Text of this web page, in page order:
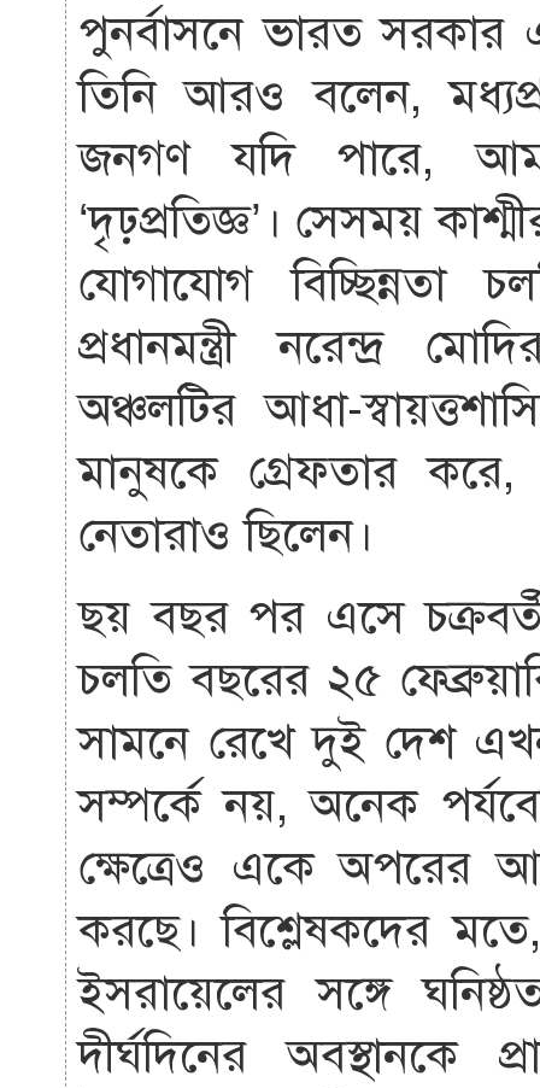
পুনর্বাসনে ভারত
তিনি আরও বলেন,
জনগণ যদি পারে,
‘দৃঢ়প্রতিজ্ঞ’। সেসময়
যোগাযোগ
প্রধানমন্ত্রী নরেন্দ্র
অঞ্চলটির আধা-
মানুষকে গ্রেফতার করে,
নেতারাও ছিলেন।
ছয় বছর পর এসে
চলতি বছরের ২৫
সামনে রেখে দুই দেশ
সম্পর্কে নয়, অনেক
ক্ষেত্রেও একে অপরের
করছে। বিশ্লেষকদের
ইসরায়েলের সঙ্গে
দীর্ঘদিনের অবস্থানকে